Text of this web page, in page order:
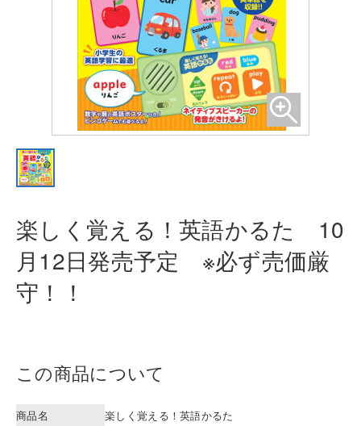
楽しく覚える！英語かるた 10
月12日発売予定 ※必ず売価厳
守！！
この商品について
商品名
楽しく覚える！英語かるた